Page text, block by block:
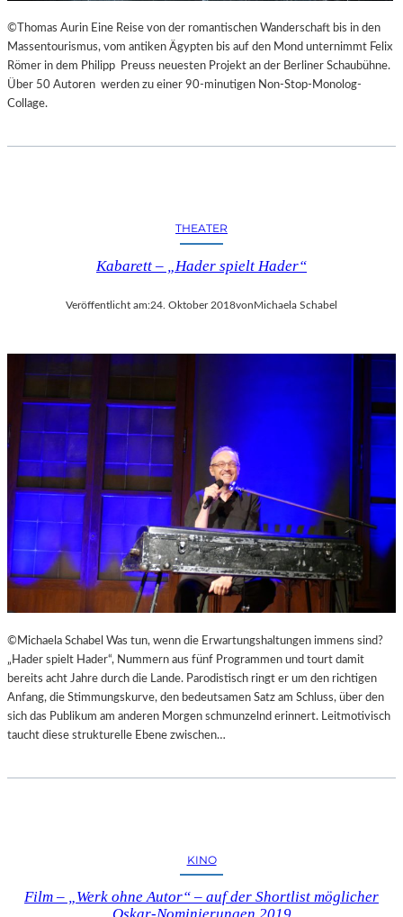
©Thomas Aurin Eine Reise von der romantischen Wanderschaft bis in den
Massentourismus, vom antiken Ägypten bis auf den Mond unternimmt Felix
Römer in dem Philipp Preuss neuesten Projekt an der Berliner Schaubühne.
Über 50 Autoren werden zu einer 90-minutigen Non-Stop-Monolog-
Collage.
THEATER
Kabarett – „Hader spielt Hader“
Veröffentlicht am:24. Oktober 2018von Michaela Schabel
©Michaela Schabel Was tun, wenn die Erwartungshaltungen immens sind?
„Hader spielt Hader“, Nummern aus fünf Programmen und tourt damit
bereits acht Jahre durch die Lande. Parodistisch ringt er um den richtigen
Anfang, die Stimmungskurve, den bedeutsamen Satz am Schluss, über den
sich das Publikum am anderen Morgen schmunzelnd erinnert. Leitmotivisch
taucht diese strukturelle Ebene zwischen…
KINO
Film – „Werk ohne Autor“ – auf der Shortlist möglicher